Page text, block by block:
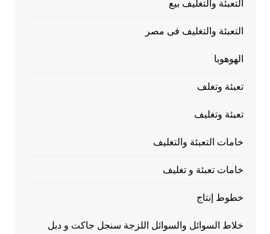
التعبئة والتغليف بيع
التعبئة والتغليف فى مصر
الهوهوبا
تعبئة وتغلف
تعبئة وتغليف
خامات التعبئة والتغليف
خامات تعبئة و تغليف
خطوط إنتاج
خلاط السوائل والسوائل اللزجة سنجل جاكت و دبل